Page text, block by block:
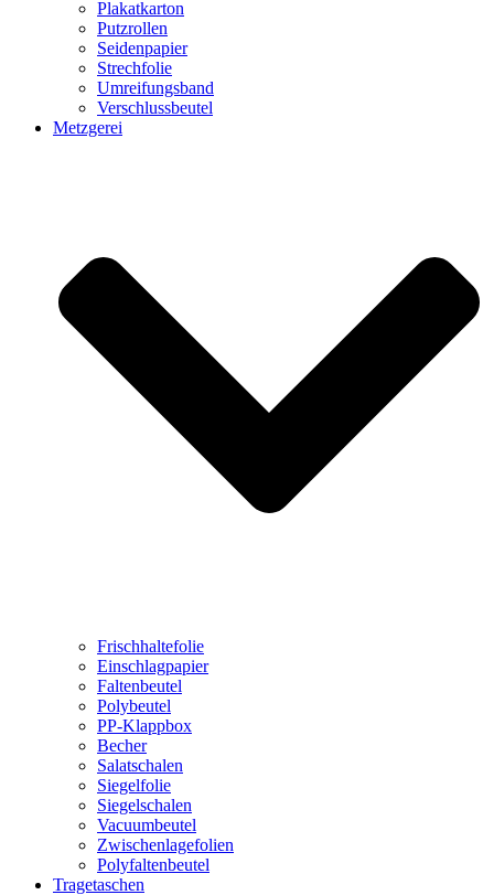
Plakatkarton
Putzrollen
Seidenpapier
Strechfolie
Umreifungsband
Verschlussbeutel
Metzgerei
Frischhaltefolie
Einschlagpapier
Faltenbeutel
Polybeutel
PP-Klappbox
Becher
Salatschalen
Siegelfolie
Siegelschalen
Vacuumbeutel
Zwischenlagefolien
Polyfaltenbeutel
Tragetaschen